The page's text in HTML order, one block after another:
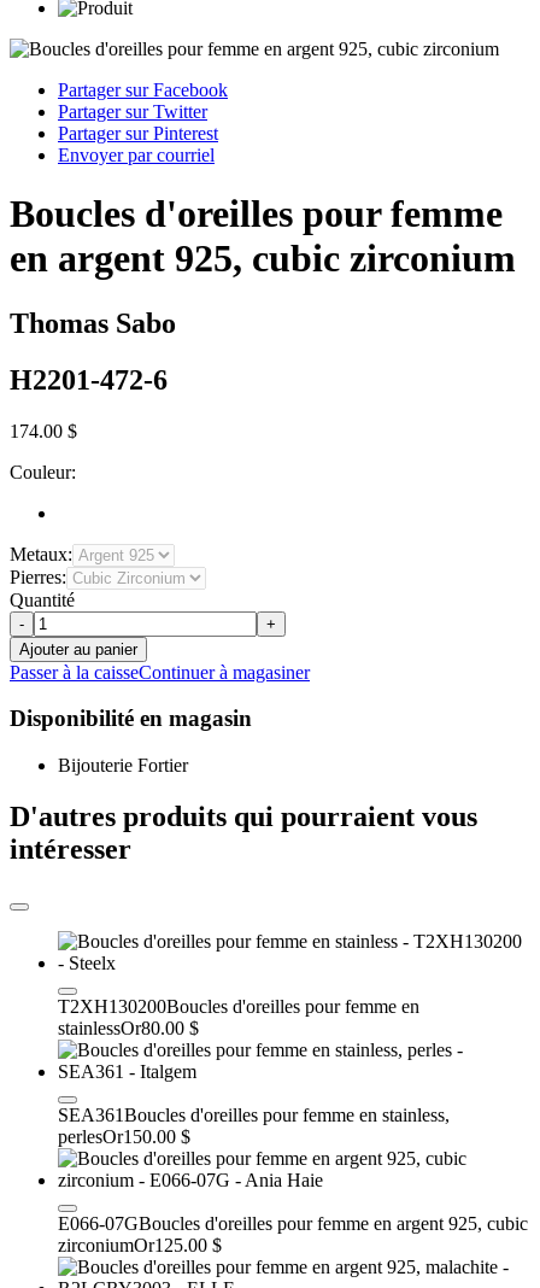
Partager sur Facebook
Partager sur Twitter
Partager sur Pinterest
Envoyer par courriel
Boucles d'oreilles pour femme
en argent 925, cubic zirconium
Thomas Sabo
H2201-472-6
174.00 $
Couleur:
Metaux:
Pierres:
Quantité
-
+
Ajouter au panier
Passer à la caisseContinuer à magasiner
Disponibilité en magasin
Bijouterie Fortier
D'autres produits qui pourraient vous
intéresser
T2XH130200Boucles d'oreilles pour femme en
stainlessOr80.00 $
SEA361Boucles d'oreilles pour femme en stainless,
perlesOr150.00 $
E066-07GBoucles d'oreilles pour femme en argent 925, cubic
zirconiumOr125.00 $